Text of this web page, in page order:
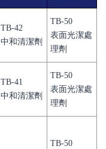
TB-42
中和清潔劑
TB-50
表面光潔處
理劑
TB-41
中和清潔劑
TB-50
表面光潔處
理劑
TB-50